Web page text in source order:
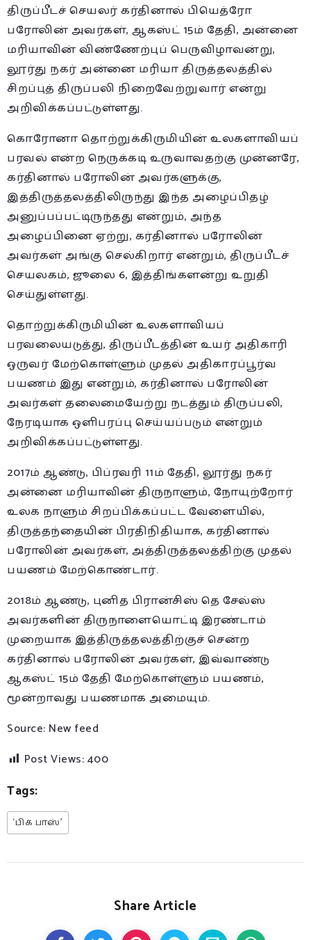
திருப்பீடச் செயலர் கர்தினால் பியெத்ரோ
பரோலின் அவர்கள், ஆகஸ்ட் 15ம் தேதி, அன்னை
மரியாவின் விண்ணேற்புப் பெருவிழாவன்று,
லூர்து நகர் அன்னை மரியா திருத்தலத்தில்
சிறப்புத் திருப்பலி நிறைவேற்றுவார் என்று
அறிவிக்கப்பட்டுள்ளது.
கொரோனா தொற்றுக்கிருமியின் உலகளாவியப்
பரவல் என்ற நெருக்கடி உருவாவதற்கு முன்னரே,
கர்தினால் பரோலின் அவர்களுக்கு,
இத்திருத்தலத்திலிருந்து இந்த அழைப்பிதழ்
அனுப்பப்பட்டிருந்தது என்றும், அந்த
அழைப்பினை ஏற்று, கர்தினால் பரோலின்
அவர்கள் அங்கு செல்கிறார் என்றும், திருப்பீடச்
செயலகம், ஜூலை 6, இத்திங்களன்று உறுதி
செய்துள்ளது.
தொற்றுக்கிருமியின் உலகளாவியப்
பரவலையடுத்து, திருப்பீடத்தின் உயர் அதிகாரி
ஒருவர் மேற்கொள்ளும் முதல் அதிகாரப்பூர்வ
பயணம் இது என்றும், கர்தினால் பரோலின்
அவர்கள் தலைமையேற்று நடத்தும் திருப்பலி,
நேரடியாக ஒளிபரப்பு செய்யப்படும் என்றும்
அறிவிக்கப்பட்டுள்ளது.
2017ம் ஆண்டு, பிப்ரவரி 11ம் தேதி, லூர்து நகர்
அன்னை மரியாவின் திருநாளும், நோயுற்றோர்
உலக நாளும் சிறப்பிக்கப்பட்ட வேளையில்,
திருத்தந்தையின் பிரதிநிதியாக, கர்தினால்
பரோலின் அவர்கள், அத்திருத்தலத்திற்கு முதல்
பயணம் மேற்கொண்டார்.
2018ம் ஆண்டு, புனித பிரான்சிஸ் தெ சேல்ஸ்
அவர்களின் திருநாளையொட்டி இரண்டாம்
முறையாக இத்திருத்தலத்திற்குச் சென்ற
கர்தினால் பரோலின் அவர்கள், இவ்வாண்டு
ஆகஸ்ட் 15ம் தேதி மேற்கொள்ளும் பயணம்,
மூன்றாவது பயணமாக அமையும்.
Source: New feed
Post Views:400
Tags:
‘பிக் பாஸ்’
Share Article